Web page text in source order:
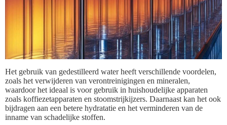
Het gebruik van gedestilleerd water heeft verschillende voordelen,
zoals het verwijderen van verontreinigingen en mineralen,
waardoor het ideaal is voor gebruik in huishoudelijke apparaten
zoals koffiezetapparaten en stoomstrijkijzers. Daarnaast kan het ook
bijdragen aan een betere hydratatie en het verminderen van de
inname van schadelijke stoffen.